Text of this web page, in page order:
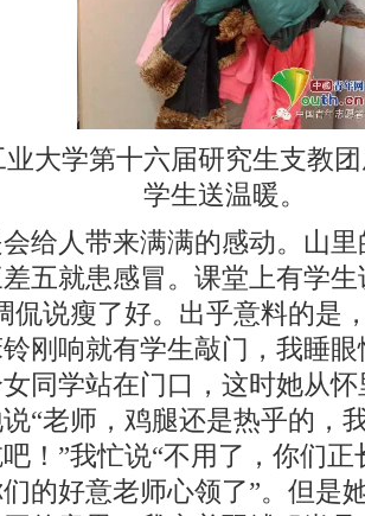
学第十六届研究生支教团
学生送温暖。
人带来满满的感动。山里
五就患感冒。课堂上有学生
侃说瘦了好。出乎意料的是
刚响就有学生敲门，我睡
同学站在门口，这时她从
“老师，鸡腿还是热乎的，
！”我忙说“不用了，你们
的好意老师心领了”。但是